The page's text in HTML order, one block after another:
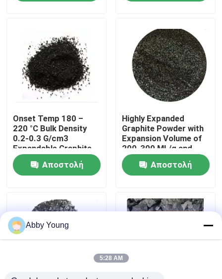
Περίπου εμείς
Γύρος εργοστασίων
Ποιοτικός έλεγχος
Μας ελάτε σε επαφή με
Περιπτώσεις
Από γραφίτη πρώτη ύλη
Onset Temp 180 –
220 °C Bulk Density
0.2-0.3 G/cm3
Expandable Graphite
Powder for
PerformanceΑποστολή
Highly Expanded
Graphite Powder with
Expansion Volume of
200-300 ML/g and
Volatile Content ≤4%
Αποστολή
Abby Young
5:28 AM